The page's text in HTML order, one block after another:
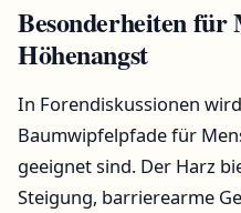
Besonderheiten für
Höhenangst
In Forendiskussionen
Baumwipfelpfade für
geeignet sind. Der Harz
Steigung, barrierearme